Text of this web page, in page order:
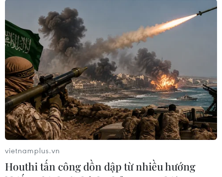
thách thức mang tên Fiorentina./.
(Vietnam+)
vietnamplus.vn
Houthi tấn công dồn dập từ nhiều hướng